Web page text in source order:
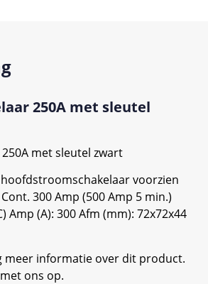
250A met sleutel
met sleutel zwart
voorzien
300 Amp (500 Amp 5 min.)
Amp (A): 300 Afm (mm): 72x72x44
meer informatie over dit product.
met ons op.